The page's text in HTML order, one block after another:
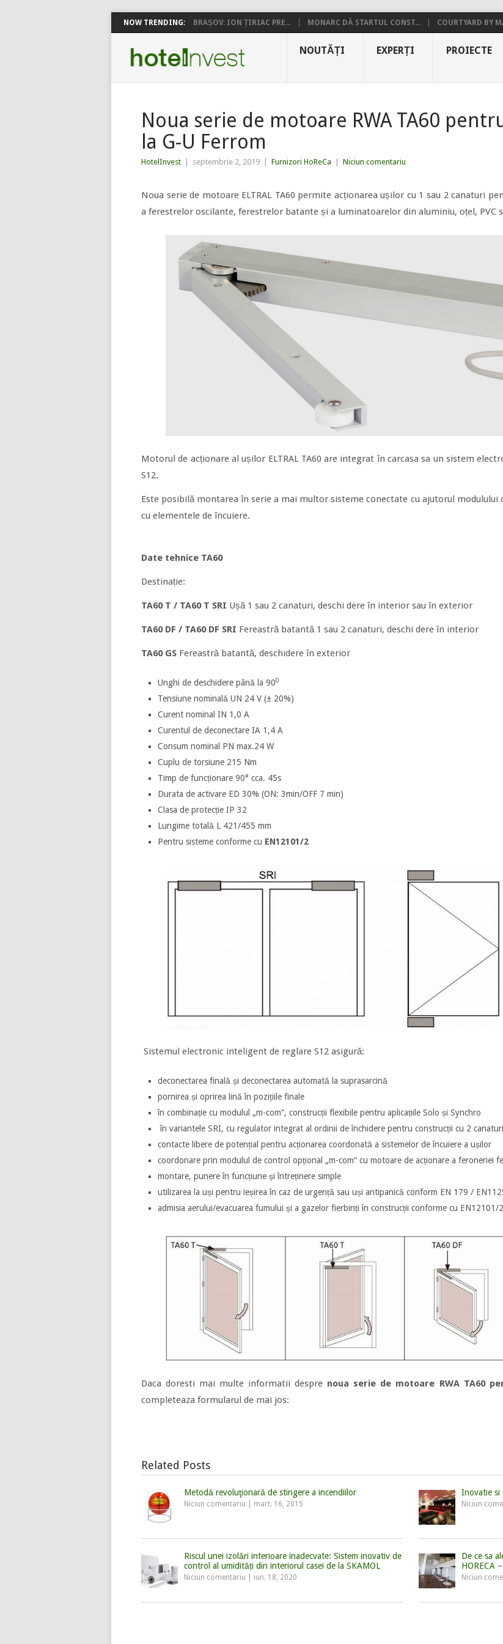
NOW TRENDING: BRAȘOV: ION ȚIRIAC PRE... MONARC DĂ STARTUL CONST... COURTYARD BY
NOUTĂȚI EXPERȚI PROIECTE
Noua serie de motoare RWA TA60
la G-U Ferrom
HotelInvest septembrie 2, 2019 Furnizori HoReCa Niciun comentariu
Noua serie de motoare ELTRAL TA60 permite acționarea ușilor cu 1 sau 2 canaturi
a ferestrelor oscilante, ferestrelor batante și a luminatoarelor din aluminiu, oțel, PVC
Motorul de acționare al ușilor ELTRAL TA60 are integrat în carcasa sa un sistem
S12.
Este posibilă montarea în serie a mai multor sisteme conectate cu ajutorul
cu elemen­tele de încuiere.
Date tehnice TA60
Destinație:
TA60 T / TA60 T SRI Ușă 1 sau 2 canaturi, deschi dere în interior sau în exterior
TA60 DF / TA60 DF SRI Fereastră batantă 1 sau 2 canaturi, deschi dere în interior
TA60 GS Fereastră batantă, deschidere în exterior
Unghi de deschidere până la 900
Tensiune nominală UN 24 V (± 20%)
Curent nominal IN 1,0 A
Curentul de deconectare IA 1,4 A
Consum nominal PN max.24 W
Cuplu de torsiune 215 Nm
Timp de funcționare 90° cca. 45s
Durata de activare ED 30% (ON: 3min/OFF 7 min)
Clasa de protecție IP 32
Lungime totală L 421/455 mm
Pentru sisteme conforme cu EN12101/2
Sistemul electronic inteligent de reglare S12 asigură:
deconectarea finală și deconectarea automată la suprasarcină
pornirea și oprirea lină în pozițiile finale
în combinație cu modulul „m-com“, construcții flexi­bile pentru aplicațiile Solo și Synchro
în variantele SRI, cu regulator integrat al ordinii de închidere pentru construcții cu 2 canaturi
contacte libere de potențial pentru acționarea coordonată a sistemelor de încuiere a ușilor
coordonare prin modulul de control opțional „m-com“ cu motoare de acționare a feroneriei
montare, punere în funcțiune și întreținere simple
utilizarea la uși pentru ieșirea în caz de urgență sau uși antipanică conform EN 179 /
admisia aerului/evacuarea fumului și a gazelor fierbinți în construcții conforme cu EN12101/2
Daca doresti mai multe informatii despre noua serie de motoare RWA TA60
completeaza formularul de mai jos:
Related Posts
Metodă revoluţionară de stingere a incendiilor
Niciun comentariu mart. 16, 2015
Inovatie si
Niciun
Riscul unei izolări interioare inadecvate: Sistem inovativ de
control al umidități din interiorul casei de la SKAMOL
Niciun comentariu iun. 18, 2020
De ce sa
HORECA
Niciun